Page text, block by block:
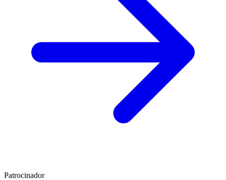
Patrocinador